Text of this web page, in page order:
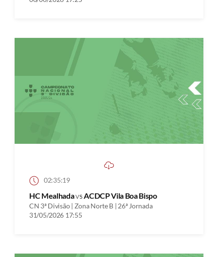
02:35:19
HC MealhadavsACDCP Vila Boa Bispo
CN 3ª Divisão | Zona Norte B | 26ª Jornada
31/05/2026 17:55